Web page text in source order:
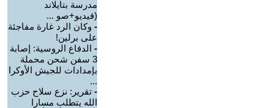
مدرسة بتايلاند
(فيديو+صو ...
- وكان الرد غارة مفاجئة
على برلين!
- الدفاع الروسية: إصابة
3 سفن شحن محملة
بإمدادات للجيش الأوكرا
...
- تقرير: نزع سلاح حزب
الله يتطلب مسارا